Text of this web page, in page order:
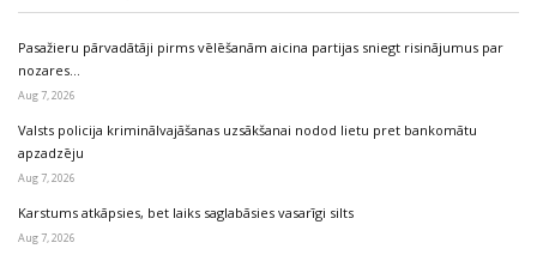
Pasažieru pārvadātāji pirms vēlēšanām aicina partijas sniegt risinājumus par
nozares…
Aug 7, 2026
Valsts policija kriminālvajāšanas uzsākšanai nodod lietu pret bankomātu
apzadzēju
Aug 7, 2026
Karstums atkāpsies, bet laiks saglabāsies vasarīgi silts
Aug 7, 2026